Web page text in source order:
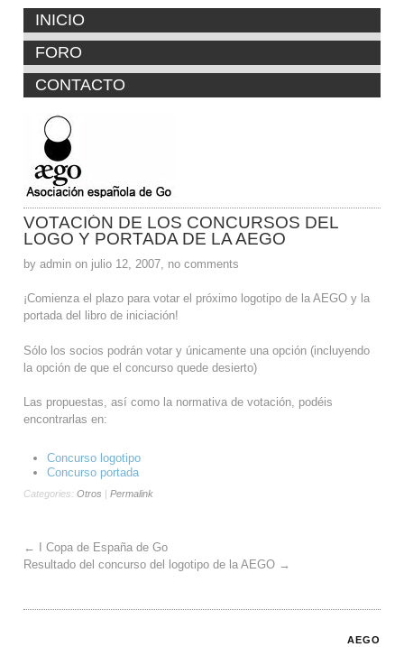
INICIO
FORO
CONTACTO
VOTACIÓN DE LOS CONCURSOS DEL
LOGO Y PORTADA DE LA AEGO
by admin on julio 12, 2007, no comments
¡Comienza el plazo para votar el próximo logotipo de la AEGO y la
portada del libro de iniciación!
Sólo los socios podrán votar y únicamente una opción (incluyendo
la opción de que el concurso quede desierto)
Las propuestas, así como la normativa de votación, podéis
encontrarlas en:
Concurso logotipo
Concurso portada
Categories: Otros | Permalink
←
I Copa de España de Go
Resultado del concurso del logotipo de la AEGO →
AEGO